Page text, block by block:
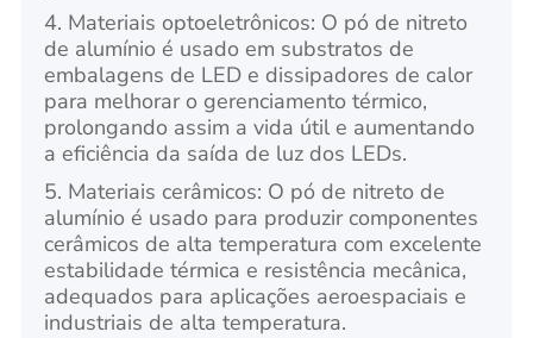
4. Materiais optoeletrônicos: O pó de nitreto
de alumínio é usado em substratos de
embalagens de LED e dissipadores de calor
para melhorar o gerenciamento térmico,
prolongando assim a vida útil e aumentando
a eficiência da saída de luz dos LEDs.
5. Materiais cerâmicos: O pó de nitreto de
alumínio é usado para produzir componentes
cerâmicos de alta temperatura com excelente
estabilidade térmica e resistência mecânica,
adequados para aplicações aeroespaciais e
industriais de alta temperatura.